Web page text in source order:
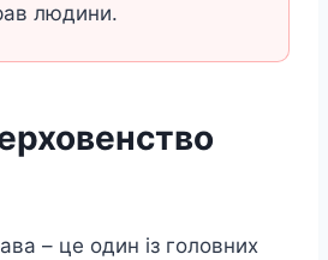
людини.
– це один із головних